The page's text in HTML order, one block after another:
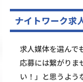
ナイトワーク求
求人媒体を選んで
応募には繋がりま
い！」と思うよう